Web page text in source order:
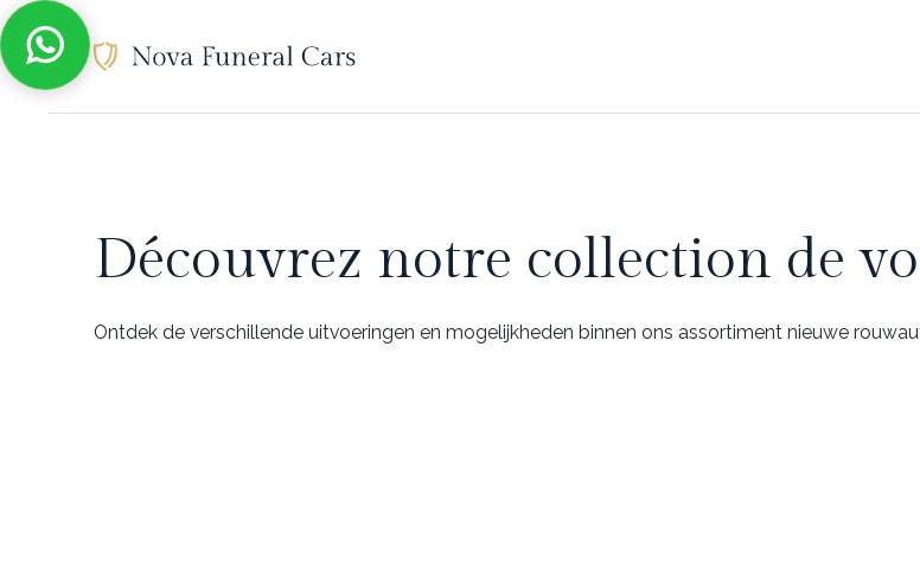
Découvrez notre collection de
Ontdek de verschillende uitvoeringen en mogelijkheden binnen ons assortiment nieuwe